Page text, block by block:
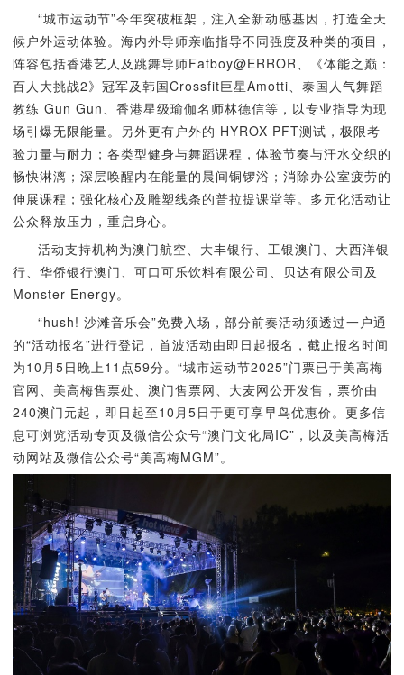
“城市运动节”今年突破框架，注入全新动感基因，打造全天
候户外运动体验。海内外导师亲临指导不同强度及种类的项目，
阵容包括香港艺人及跳舞导师Fatboy@ERROR、《体能之巅：
百人大挑战2》冠军及韩国Crossfit巨星Amotti、泰国人气舞蹈
教练 Gun Gun、香港星级瑜伽名师林德信等，以专业指导为现
场引爆无限能量。另外更有户外的 HYROX PFT测试，极限考
验力量与耐力；各类型健身与舞蹈课程，体验节奏与汗水交织的
畅快淋漓；深层唤醒内在能量的晨间铜锣浴；消除办公室疲劳的
伸展课程；强化核心及雕塑线条的普拉提课堂等。多元化活动让
公众释放压力，重启身心。
活动支持机构为澳门航空、大丰银行、工银澳门、大西洋银
行、华侨银行澳门、可口可乐饮料有限公司、贝达有限公司及
Monster Energy。
“hush! 沙滩音乐会”免费入场，部分前奏活动须透过一户通
的“活动报名”进行登记，首波活动由即日起报名，截止报名时间
为10月5日晚上11点59分。“城市运动节2025”门票已于美高梅
官网、美高梅售票处、澳门售票网、大麦网公开发售，票价由
240澳门元起，即日起至10月5日于更可享早鸟优惠价。更多信
息可浏览活动专页及微信公众号“澳门文化局IC”，以及美高梅活
动网站及微信公众号“美高梅MGM”。